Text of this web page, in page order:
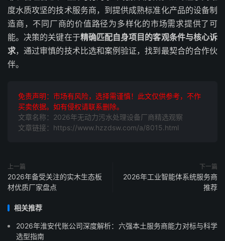
度水质攻坚的技术服务商，到提供成熟标准化产品的设备制
造商，不同厂商的价值路径为多样化的市场需求提供了可
能。决策的关键在于精确匹配自身项目的客观条件与核心诉
求，通过审慎的技术比选和案例验证，找到最契合的合作伙
伴。
免责声明：市场有风险，选择需谨慎！此文仅供参考，不作
买卖依据。如有侵权请联系删除。
文章名称：2026年无动力污水处理设备厂商精选观察
文章链接：https://www.hzzdsw.com/a/8015.html
上一篇
2026年备受关注的实木生态板
材优质厂家盘点
下一篇
2026年工业智能体系统服务商
推荐
相关推荐
2026年淮安代账公司深度解析：六强本土服务商能力对标与科学
选型指南